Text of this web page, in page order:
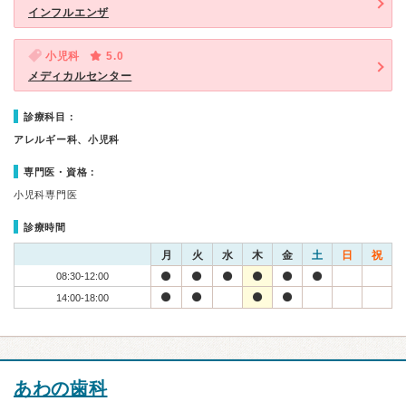
インフルエンザ
小児科
5.0
メディカルセンター
診療科目：
アレルギー科、小児科
専門医・資格：
小児科専門医
診療時間
月 火 水 木 金 土 日 祝
08:30-12:00
14:00-18:00
あわの歯科